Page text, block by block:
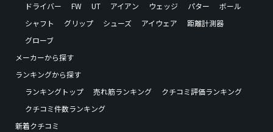
ドライバー
FW UT アイアン ウェッジ パター
ボール
シャフト
グリップ シューズ アイウェア
距離計測器
グローブ
メーカーから探す
ランキングから探す
ランキングトップ
売れ筋ランキング
クチコミ評価ランキング
クチコミ件数ランキング
新着クチコミ